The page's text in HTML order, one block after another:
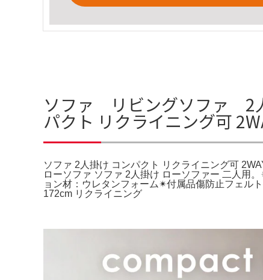
ソファ リビングソファ 2
パクト リクライニング可
ソファ 2人掛け コンパクト リクライニング可
ローソファ ソファ 2人掛け ローソファー 二人用
ョン材：ウレタンフォーム✴︎付属品傷防止フェル
172cm リクライニング